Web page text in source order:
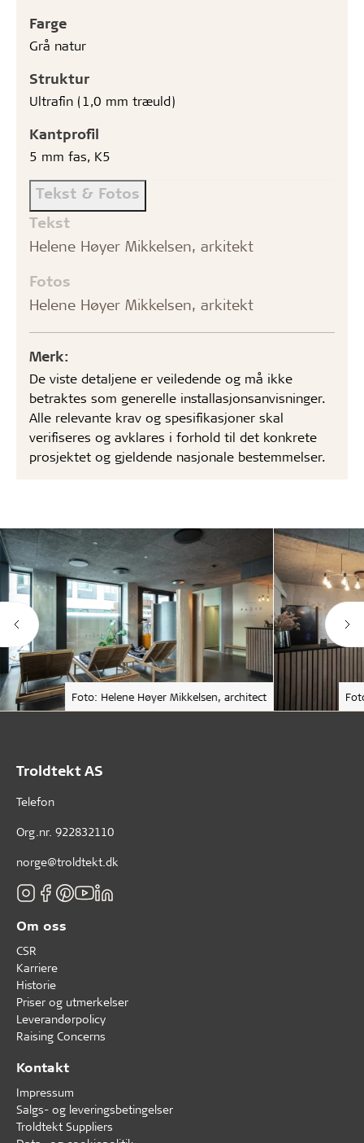
Farge
Grå natur
Struktur
Ultrafin (1,0 mm træuld)
Kantprofil
5 mm fas, K5
Tekst & Fotos
Tekst
Helene Høyer Mikkelsen, arkitekt
Fotos
Helene Høyer Mikkelsen, arkitekt
Merk:
De viste detaljene er veiledende og må ikke
betraktes som generelle installasjonsanvisninger.
Alle relevante krav og spesifikasjoner skal
verifiseres og avklares i forhold til det konkrete
prosjektet og gjeldende nasjonale bestemmelser.
Foto: Helene Høyer Mikkelsen, architect
Troldtekt AS
Telefon
Org.nr. 922832110
norge@troldtekt.dk
Om oss
CSR
Karriere
Historie
Priser og utmerkelser
Leverandørpolicy
Raising Concerns
Kontakt
Impressum
Salgs- og leveringsbetingelser
Troldtekt Suppliers